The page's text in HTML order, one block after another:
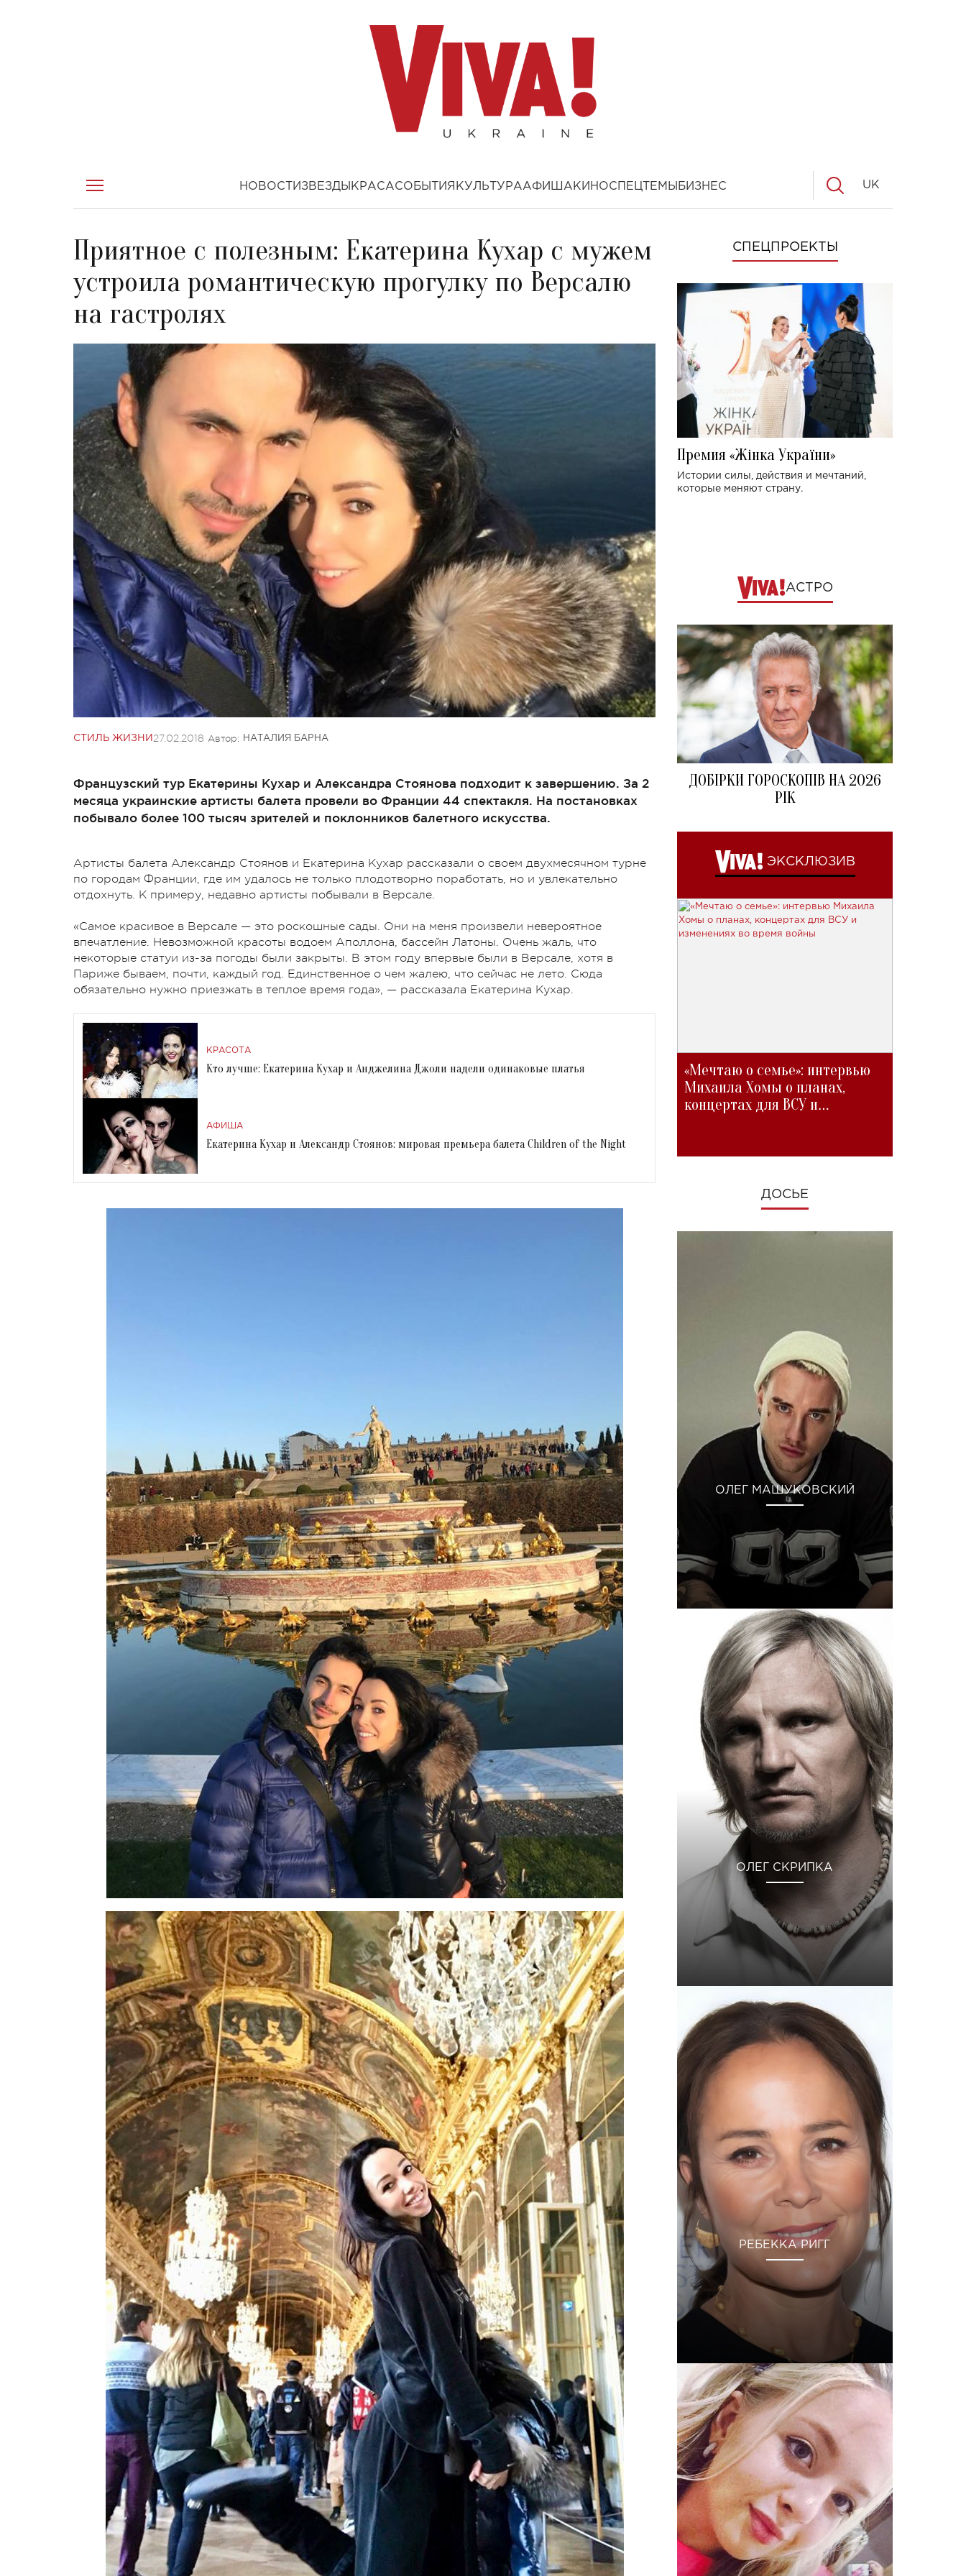
НОВОСТИ ЗВЕЗДЫ КРАСАСОБЫТИЯ КУЛЬТУРААФИША КИНОСПЕЦТЕМЫ БИЗНЕС UK
Приятное с полезным: Екатерина Кухар с мужем
устроила романтическую прогулку по Версалю
на гастролях
СТИЛЬ ЖИЗНИ 27.02.2018 Автор: НАТАЛИЯ БАРНА
Французский тур Екатерины Кухар и Александра Стоянова подходит к завершению. За 2
месяца украинские артисты балета провели во Франции 44 спектакля. На постановках
побывало более 100 тысяч зрителей и поклонников балетного искусства.
Артисты балета Александр Стоянов и Екатерина Кухар рассказали о своем двухмесячном турне
по городам Франции, где им удалось не только плодотворно поработать, но и увлекательно
отдохнуть. К примеру, недавно артисты побывали в Версале.
«Самое красивое в Версале — это роскошные сады. Они на меня произвели невероятное
впечатление. Невозможной красоты водоем Аполлона, бассейн Латоны. Очень жаль, что
некоторые статуи из-за погоды были закрыты. В этом году впервые были в Версале, хотя в
Париже бываем, почти, каждый год. Единственное о чем жалею, что сейчас не лето. Сюда
обязательно нужно приезжать в теплое время года», — рассказала Екатерина Кухар.
КРАСОТА
Кто лучше: Екатерина Кухар и Анджелина Джоли надели одинаковые платья
АФИША
Екатерина Кухар и Александр Стоянов: мировая премьера балета Children of the Night
СПЕЦПРОЕКТЫ
Премия «Жінка України»
Истории силы, действия и мечтаний,
которые меняют страну.
АСТРО
ДОБІРКИ ГОРОСКОПІВ НА 2026
РІК
ЭКСКЛЮЗИВ
«Мечтаю о семье»: интервью
Михаила Хомы о планах,
концертах для ВСУ и
ДОСЬЕ
ОЛЕГ МАШУКОВСКИЙ
ОЛЕГ СКРИПКА
РЕБЕККА РИГГ